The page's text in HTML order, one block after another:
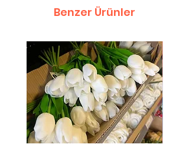
Benzer Ürünler